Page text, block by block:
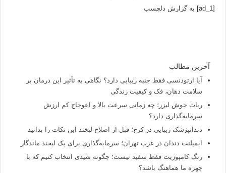
[ad_1] به گزارش دلچسب
آخرین مطالب
آیا ارتودنسی فقط جنبه زیبایی دارد؟ نگاهی به تأثیر این درمان بر
سلامت دهان، فک و کیفیت زندگی
ربات جوش لیزر؛ چه زمانی سرعت بالا و اعوجاج کم ارزش
سرمایه‌گذاری دارد؟
دندانپزشک زیبایی در کرج؛ قبل از اصلاح لبخند این نکات را بدانید
ایمپلنت دندان در غرب تهران؛ سرمایه‌گذاری برای یک لبخند ماندگار
رنگ کامپوزیت فقط سفید نیست؛ چگونه شیدی انتخاب کنیم که با
چهره ما هماهنگ باشد؟